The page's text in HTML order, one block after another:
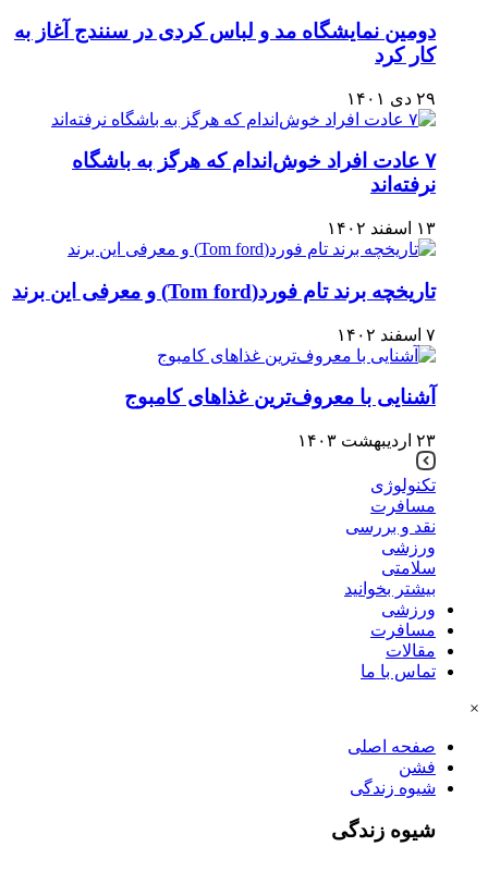
دومین نمایشگاه مد و لباس کردی در سنندج آغاز به
کار کرد
۲۹ دی ۱۴۰۱
۷ عادت افراد خوش‌اندام که هرگز به باشگاه
نرفته‌اند
۱۳ اسفند ۱۴۰۲
تاریخچه برند تام فورد(Tom ford) و معرفی این برند
۷ اسفند ۱۴۰۲
آشنایی با معروف‌ترین غذاهای کامبوج
۲۳ اردیبهشت ۱۴۰۳
تکنولوژی
مسافرت
نقد و بررسی
ورزشی
سلامتی
بیشتر بخوانید
ورزشی
مسافرت
مقالات
تماس با ما
×
صفحه اصلی
فشن
شیوه زندگی
شیوه زندگی